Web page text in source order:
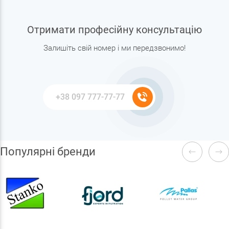
Отримати професійну консультацію
Залишіть свій номер і ми передзвонимо!
Популярні бренди